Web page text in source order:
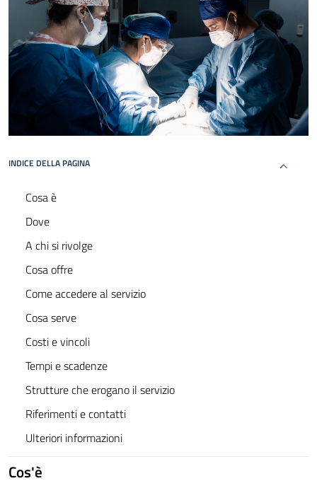
INDICE DELLA PAGINA
Cosa è
Dove
A chi si rivolge
Cosa offre
Come accedere al servizio
Cosa serve
Costi e vincoli
Tempi e scadenze
Strutture che erogano il servizio
Riferimenti e contatti
Ulteriori informazioni
Cos'è